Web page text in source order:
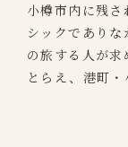
小樽市内に残
シックであり
の旅する人が
とらえ、港町・